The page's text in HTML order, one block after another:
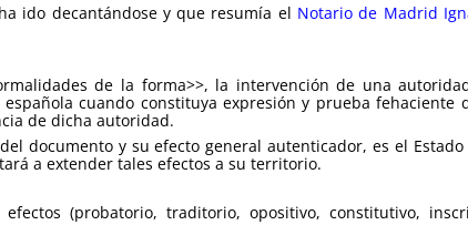
ido decantándose y que resumía el Notario de Madrid
de la forma>>, la intervención de una
cuando constituya expresión y prueba fehaciente
de dicha autoridad.
documento y su efecto general autenticador, es el
a extender tales efectos a su territorio.
(probatorio, traditorio, opositivo, constitutivo,